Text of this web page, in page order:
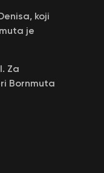
koji
je
Za
Bornmuta